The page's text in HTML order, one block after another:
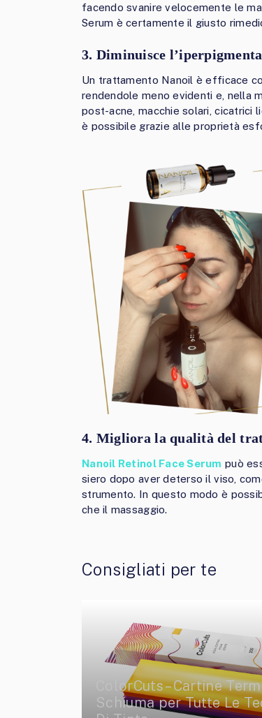
facendo svanire velocemente le
Serum è certamente il giusto
3. Diminuisce
Un trattamento Nanoil è efficace
rendendole meno evidenti e, nella
post-acne, macchie solari, cicatrici
è possibile grazie alle proprietà
4. Migliora la qualità del
Nanoil Retinol Face Serum può
siero dopo aver deterso il viso,
strumento. In questo modo è
che il massaggio.
Consigliati per te
ColorCuts – Cartine
Schiuma per Tutte Le